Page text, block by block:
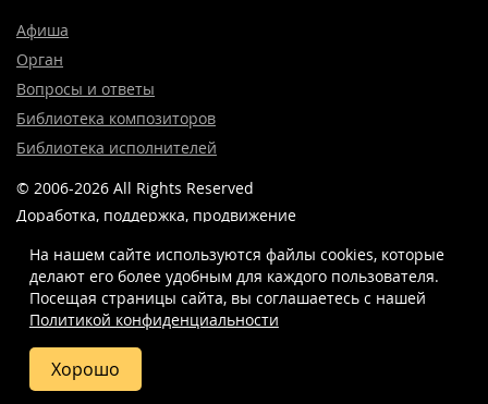
Афиша
Орган
Вопросы и ответы
Библиотека композиторов
Библиотека исполнителей
© 2006-2026 All Rights Reserved
Доработка, поддержка, продвижение
8 (499) 923-22-78
info@belcantofund.com
На нашем сайте используются файлы cookies, которые
делают его более удобным для каждого пользователя.
Посещая страницы сайта, вы соглашаетесь c нашей
Политикой конфиденциальности
Хорошо